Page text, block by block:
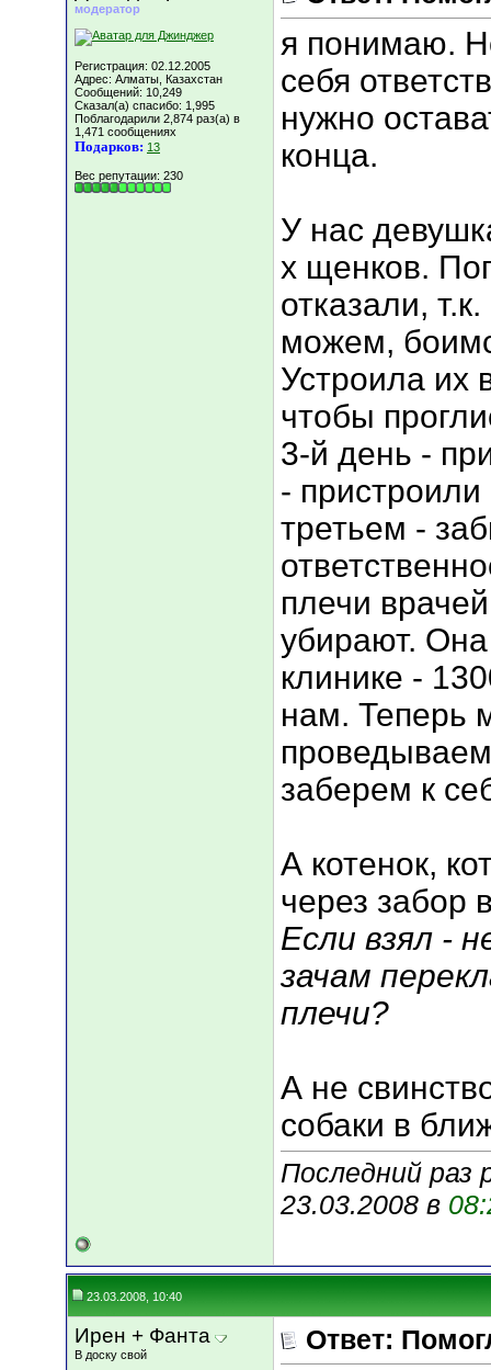
модератор
Регистрация: 02.12.2005
Адрес: Алматы, Казахстан
Сообщений: 10,249
Сказал(а) спасибо: 1,995
Поблагодарили 2,874 раз(а) в
1,471 сообщениях
Подарков: 13
Вес репутации: 230
я понимаю.
себя
нужно
конца.
У нас
х щенков.
отказали,
можем,
Устроила их
чтобы
3-й день -
-
третьем -
плечи
убирают.
клинике -
нам. Теперь
заберем к
А котенок,
через забор
Если взял -
зачам
плечи?
А не
собаки в
Последний раз
23.03.2008 в
23.03.2008, 10:40
Ирен + Фанта
В доску свой Ответ: